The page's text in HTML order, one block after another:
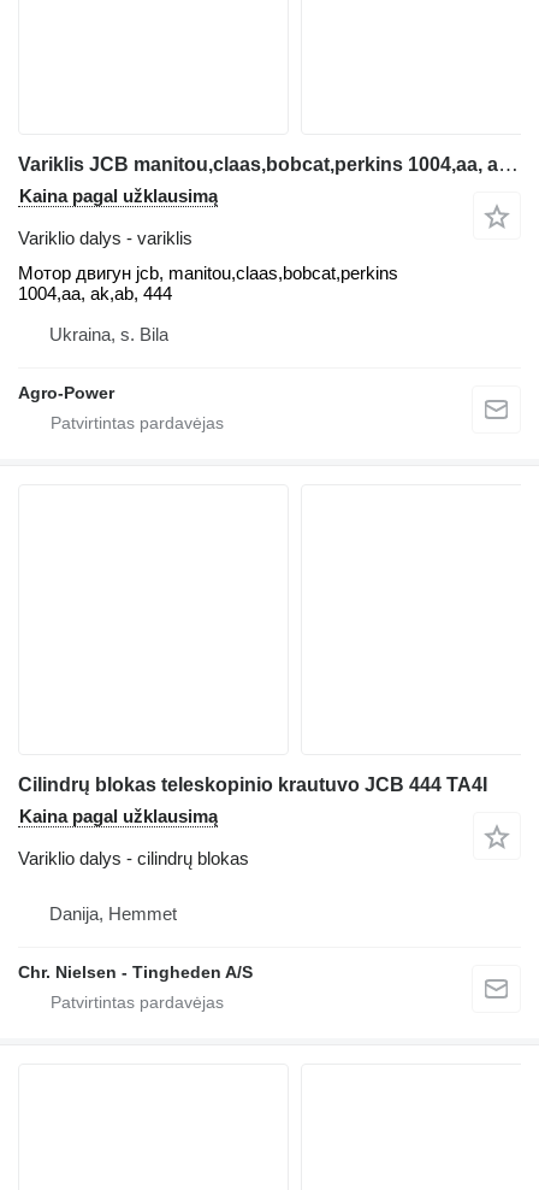
Variklis JCB manitou,claas,bobcat,perkins 1004,aa, ak,ab, 444 Motor dvig teleskopinio krautuvo
Kaina pagal užklausimą
Variklio dalys - variklis
Мотор двигун jcb, manitou,claas,bobcat,perkins
1004,aa, ak,ab, 444
Ukraina, s. Bila
Agro-Power
Cilindrų blokas teleskopinio krautuvo JCB 444 TA4I
Kaina pagal užklausimą
Variklio dalys - cilindrų blokas
Danija, Hemmet
Chr. Nielsen - Tingheden A/S